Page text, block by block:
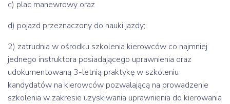
c) plac manewrowy oraz
d) pojazd przeznaczony do nauki jazdy;
2) zatrudnia w ośrodku szkolenia kierowców co najmniej
jednego instruktora posiadającego uprawnienia oraz
udokumentowaną 3-letnią praktykę w szkoleniu
kandydatów na kierowców pozwalającą na prowadzenie
szkolenia w zakresie uzyskiwania uprawnienia do kierowania